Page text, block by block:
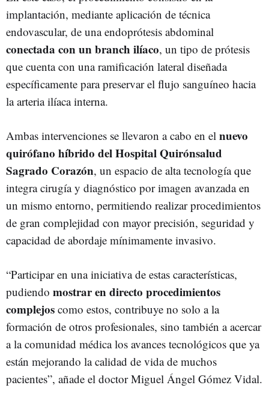
implantación, mediante aplicación de técnica
endovascular, de una endoprótesis abdominal
conectada con un branch ilíaco, un tipo de prótesis
que cuenta con una ramificación lateral diseñada
específicamente para preservar el flujo sanguíneo hacia
la arteria ilíaca interna.
Ambas intervenciones se llevaron a cabo en el nuevo
quirófano híbrido del Hospital Quirónsalud
Sagrado Corazón, un espacio de alta tecnología que
integra cirugía y diagnóstico por imagen avanzada en
un mismo entorno, permitiendo realizar procedimientos
de gran complejidad con mayor precisión, seguridad y
capacidad de abordaje mínimamente invasivo.
“Participar en una iniciativa de estas características,
pudiendo mostrar en directo procedimientos
complejos como estos, contribuye no solo a la
formación de otros profesionales, sino también a acercar
a la comunidad médica los avances tecnológicos que ya
están mejorando la calidad de vida de muchos
pacientes”, añade el doctor Miguel Ángel Gómez Vidal.